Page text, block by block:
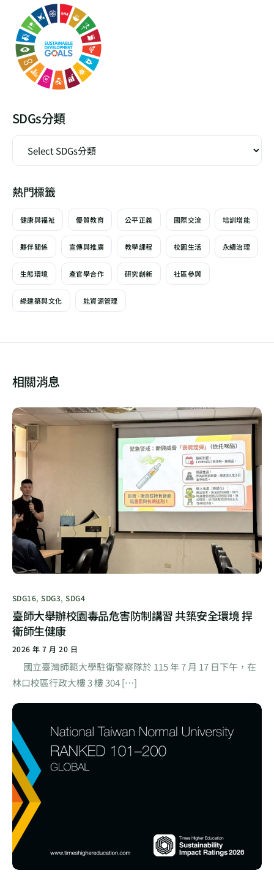
SDGs分類
熱門標籤
健康與福祉 優質教育 公平正義 國際交流 培訓增能
夥伴關係 宣傳與推廣 教學課程 校園生活 永續治理
生態環境 產官學合作 研究創新 社區參與
綠建築與文化 能資源管理
相關消息
SDG16,SDG3,SDG4
臺師大舉辦校園毒品危害防制講習 共築安全環境 捍
衛師生健康
2026 年 7 月 20 日
國立臺灣師範大學駐衛警察隊於 115 年 7 月 17 日下午，在
林口校區行政大樓 3 樓 304 […]